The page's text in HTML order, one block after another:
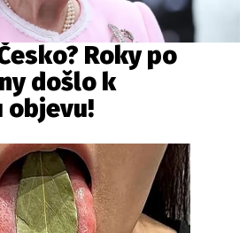
Roky po
došlo k
objevu!